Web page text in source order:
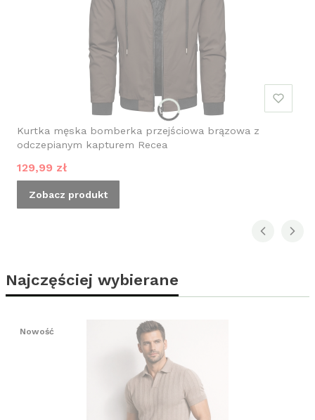
Kurtka męska bomberka przejściowa brązowa z
odczepianym kapturem Recea
Cena promocyjna
129,99 zł
Zobacz produkt
Najczęściej wybierane
Nowość